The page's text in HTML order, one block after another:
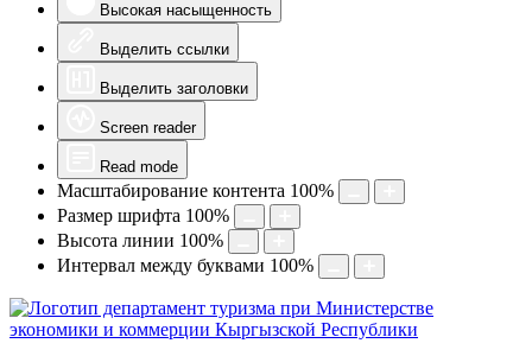
Высокая насыщенность
Выделить ссылки
Выделить заголовки
Screen reader
Read mode
Масштабирование контента 100%
Размер шрифта 100%
Высота линии 100%
Интервал между буквами 100%